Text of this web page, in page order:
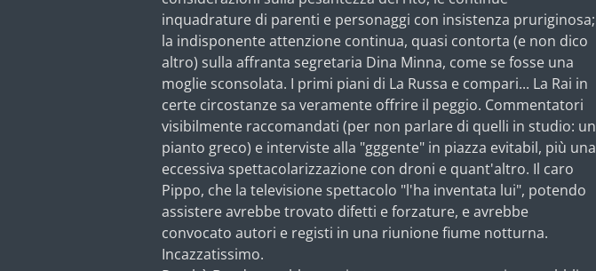
inquadrature di parenti e personaggi con insistenza pruriginosa;
la indisponente attenzione continua, quasi contorta (e non dico
altro) sulla affranta segretaria Dina Minna, come se fosse una
moglie sconsolata. I primi piani di La Russa e compari... La Rai in
certe circostanze sa veramente offrire il peggio. Commentatori
visibilmente raccomandati (per non parlare di quelli in studio: un
pianto greco) e interviste alla "gggente" in piazza evitabil, più una
eccessiva spettacolarizzazione con droni e quant'altro. Il caro
Pippo, che la televisione spettacolo "l'ha inventata lui", potendo
assistere avrebbe trovato difetti e forzature, e avrebbe
convocato autori e registi in una riunione fiume notturna.
Incazzatissimo.